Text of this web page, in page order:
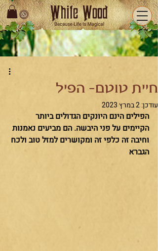
חיית טוטם- הפיל
עודכן:2 במרץ 2023
הפילים הינם היונקים הגדולים ביותר
הקיימים על פני היבשה. הם מביעים נאמנות
וחיבה זה כלפי זה ומקושרים למזל טוב ולכח
הגברא